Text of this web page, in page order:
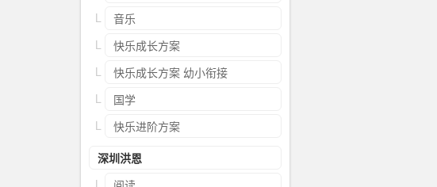
音乐
快乐成长方案
快乐成长方案 幼小衔接
国学
快乐进阶方案
深圳洪恩